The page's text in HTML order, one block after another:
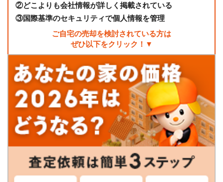
②どこよりも会社情報が詳しく掲載されている
③国際基準のセキュリティで個人情報を管理
ご自宅の売却を検討されている方は
ぜひ以下をクリック！▼